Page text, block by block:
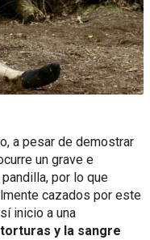
a pesar de demostrar
un grave e
por lo que
cazados por este
inicio a una
y la sangre